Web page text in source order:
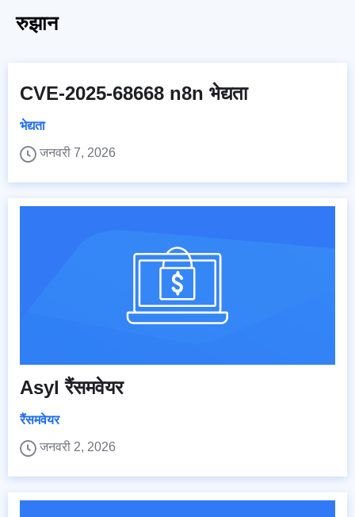
रुझान
CVE-2025-68668 n8n भेद्यता
भेद्यता
जनवरी 7, 2026
Asyl रैंसमवेयर
रैंसमवेयर
जनवरी 2, 2026